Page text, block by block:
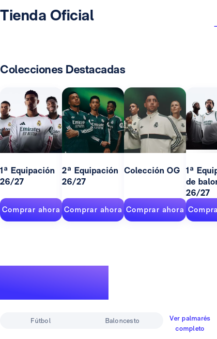
Tienda Oficial
Colecciones Destacadas
1ª Equipación
26/27
Comprar ahora
2ª Equipación
26/27
Comprar ahora
Colección OG
Comprar ahora
1ª
de
26/27
Fútbol Baloncesto
Ver palmarés
completo